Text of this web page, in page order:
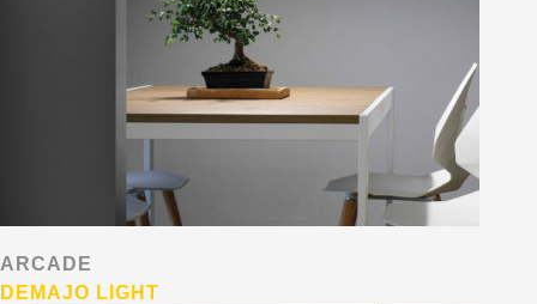
ARCADE
DEMAJO LIGHT